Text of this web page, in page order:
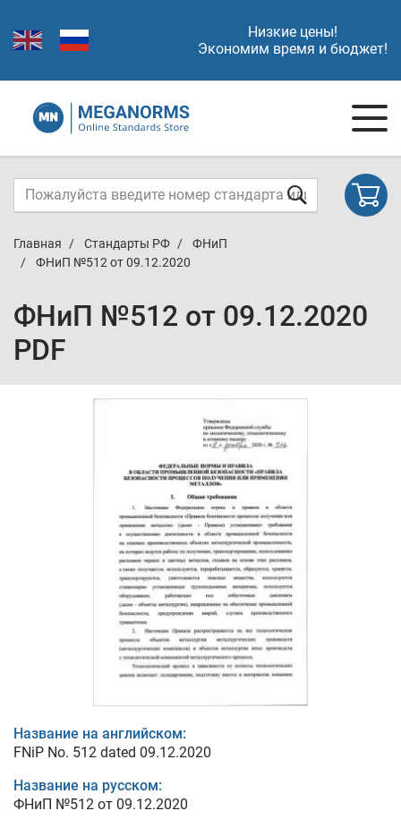
Низкие цены!
Экономим время и бюджет!
Главная Стандарты РФ
ФНиП
ФНиП №512 от 09.12.2020
ФНиП №512 от 09.12.2020
PDF
Название на английском:
FNiP No. 512 dated 09.12.2020
Название на русском:
ФНиП №512 от 09.12.2020